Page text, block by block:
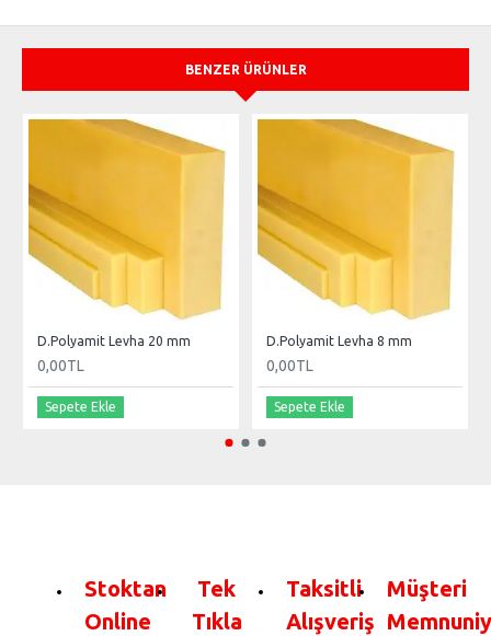
BENZER ÜRÜNLER
D.Polyamit Levha 20 mm
0,00TL
Sepete Ekle
D.Polyamit Levha 8 mm
0,00TL
Sepete Ekle
Stoktan
Online
Tek
Tıkla
Taksitli
Alışveriş
Müşteri